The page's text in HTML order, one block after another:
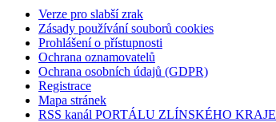
Verze pro slabší zrak
Zásady používání souborů cookies
Prohlášení o přístupnosti
Ochrana oznamovatelů
Ochrana osobních údajů (GDPR)
Registrace
Mapa stránek
RSS kanál PORTÁLU ZLÍNSKÉHO KRAJE